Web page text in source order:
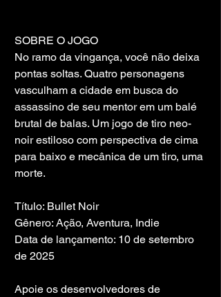
SOBRE O JOGO
No ramo da vingança, você não deixa
pontas soltas. Quatro personagens
vasculham a cidade em busca do
assassino de seu mentor em um balé
brutal de balas. Um jogo de tiro neo-
noir estiloso com perspectiva de cima
para baixo e mecânica de um tiro, uma
morte.
Título: Bullet Noir
Gênero: Ação, Aventura, Indie
Data de lançamento: 10 de setembro
de 2025
Apoie os desenvolvedores de